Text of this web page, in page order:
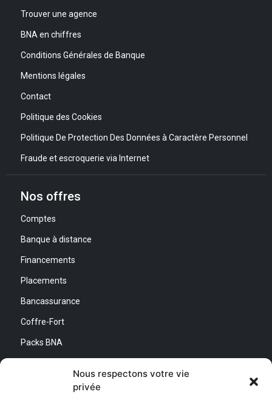
Nous respectons votre vie
privée
Trouver une agence
BNA en chiffres
Conditions Générales de Banque
Mentions légales
Contact
Politique des Cookies
Politique De Protection Des Données à Caractère Personnel
Fraude et escroquerie via Internet
Nos offres
Comptes
Banque à distance
Financements
Placements
Bancassurance
Coffre-Fort
Packs BNA